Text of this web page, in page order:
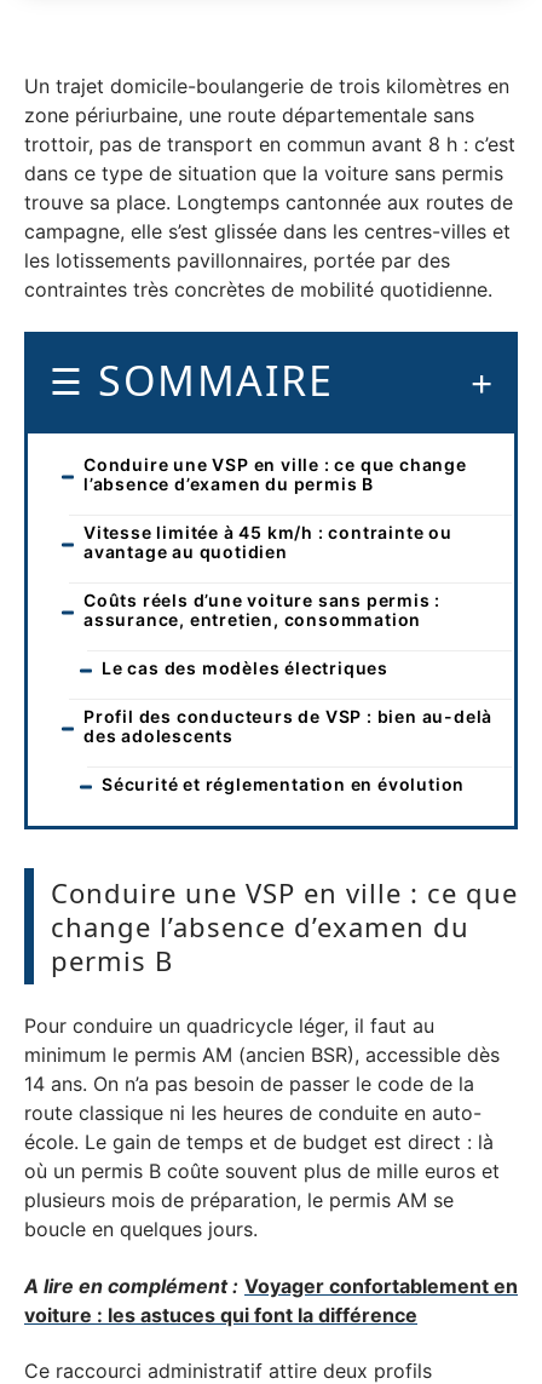
Un trajet domicile-boulangerie de trois kilomètres en
zone périurbaine, une route départementale sans
trottoir, pas de transport en commun avant 8 h : c’est
dans ce type de situation que la voiture sans permis
trouve sa place. Longtemps cantonnée aux routes de
campagne, elle s’est glissée dans les centres-villes et
les lotissements pavillonnaires, portée par des
contraintes très concrètes de mobilité quotidienne.
SOMMAIRE
Conduire une VSP en ville : ce que change
l’absence d’examen du permis B
Vitesse limitée à 45 km/h : contrainte ou
avantage au quotidien
Coûts réels d’une voiture sans permis :
assurance, entretien, consommation
Le cas des modèles électriques
Profil des conducteurs de VSP : bien au-delà
des adolescents
Sécurité et réglementation en évolution
Conduire une VSP en ville : ce que
change l’absence d’examen du
permis B
Pour conduire un quadricycle léger, il faut au
minimum le permis AM (ancien BSR), accessible dès
14 ans. On n’a pas besoin de passer le code de la
route classique ni les heures de conduite en auto-
école. Le gain de temps et de budget est direct : là
où un permis B coûte souvent plus de mille euros et
plusieurs mois de préparation, le permis AM se
boucle en quelques jours.
A lire en complément : Voyager confortablement en
voiture : les astuces qui font la différence
Ce raccourci administratif attire deux profils